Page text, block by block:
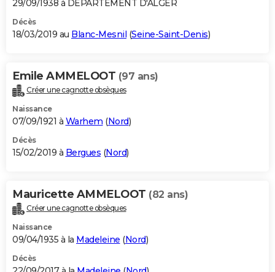
29/09/1938 à DEPARTEMENT D'ALGER
Décès
18/03/2019 au Blanc-Mesnil (Seine-Saint-Denis)
Emile AMMELOOT (97 ans)
Créer une cagnotte obsèques
Naissance
07/09/1921 à Warhem (Nord)
Décès
15/02/2019 à Bergues (Nord)
Mauricette AMMELOOT (82 ans)
Créer une cagnotte obsèques
Naissance
09/04/1935 à la Madeleine (Nord)
Décès